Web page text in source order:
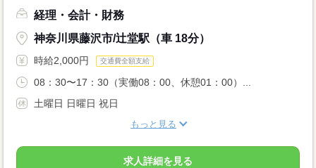
経理・会計・財務
神奈川県藤沢市/辻堂駅（車 18分）
時給2,000円 交通費全額支給
08：30〜17：30（実働08：00、休憩01：00）...
土曜日 日曜日 祝日
もっと見る
求人詳細を見る